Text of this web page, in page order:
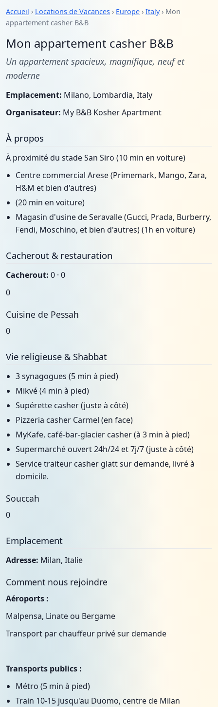
Accueil › Locations de Vacances › Europe › Italy› Mon
appartement casher B&B
Mon appartement casher B&B
Un appartement spacieux, magnifique, neuf et
moderne
Emplacement: Milano, Lombardia, Italy
Organisateur: My B&B Kosher Apartment
À propos
À proximité du stade San Siro (10 min en voiture)
Centre commercial Arese (Primemark, Mango, Zara,
H&M et bien d'autres)
(20 min en voiture)
Magasin d'usine de Seravalle (Gucci, Prada, Burberry,
Fendi, Moschino, et bien d'autres) (1h en voiture)
Cacherout & restauration
Cacherout: 0 · 0
0
Cuisine de Pessah
0
Vie religieuse & Shabbat
3 synagogues (5 min à pied)
Mikvé (4 min à pied)
Supérette casher (juste à côté)
Pizzeria casher Carmel (en face)
MyKafe, café-bar-glacier casher (à 3 min à pied)
Supermarché ouvert 24h/24 et 7j/7 (juste à côté)
Service traiteur casher glatt sur demande, livré à
domicile.
Souccah
0
Emplacement
Adresse: Milan, Italie
Comment nous rejoindre
Aéroports :
Malpensa, Linate ou Bergame
Transport par chauffeur privé sur demande
Transports publics :
Métro (5 min à pied)
Train 10-15 jusqu'au Duomo, centre de Milan